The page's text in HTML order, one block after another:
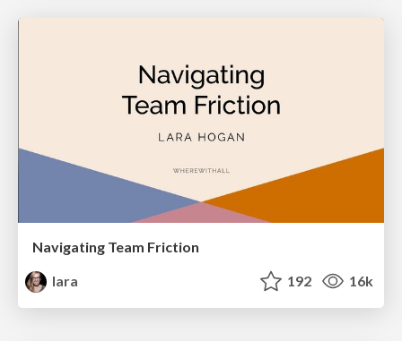
Navigating Team Friction
lara
192 16k